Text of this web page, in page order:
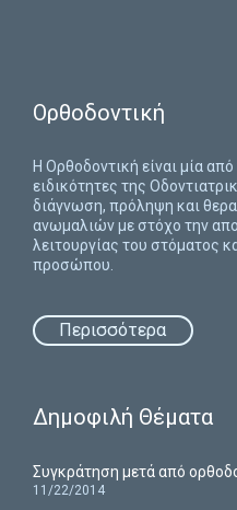
Ορθοδοντική
H Ορθοδοντική είναι μία
ειδικότητες της
διάγνωση, πρόληψη και
ανωμαλιών με στόχο την
λειτουργίας του στόματος
προσώπου.
Περισσότερα
Δημοφιλή Θέματα
Συγκράτηση μετά από
11/22/2014